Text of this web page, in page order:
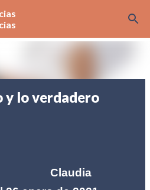
principal
y lo verdadero